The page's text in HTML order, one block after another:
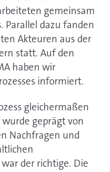
gemeinsam
Parallel dazu fanden
Akteuren aus der
statt. Auf den
haben wir
informiert.
gleichermaßen
geprägt von
Nachfragen und
der richtige. Die